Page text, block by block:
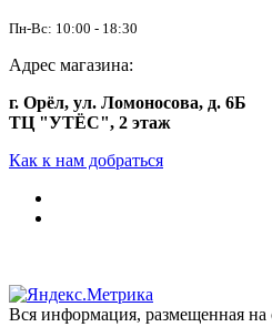
Пн-Вс: 10:00 - 18:30
Адрес магазина:
г. Орёл, ул. Ломоносова, д. 6Б
ТЦ "УТЁС", 2 этаж
Как к нам добраться
Вся информация, размещенная на